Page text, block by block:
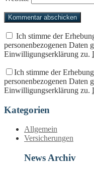
Ich stimme der
personenbezogenen Daten
Einwilligungserklärung zu.
Ich stimme der
personenbezogenen Daten
Einwilligungserklärung zu.
Kategorien
Allgemein
Versicherungen
News Archiv